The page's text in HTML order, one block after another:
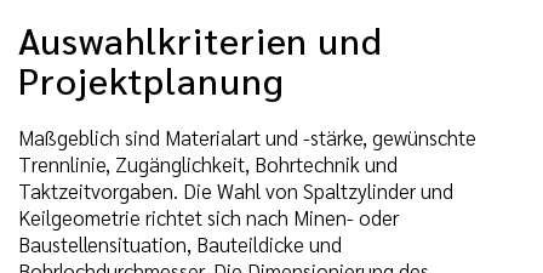
Auswahlkriterien und
Projektplanung
Maßgeblich sind Materialart und -stärke, gewünschte
Trennlinie, Zugänglichkeit, Bohrtechnik und
Taktzeitvorgaben. Die Wahl von Spaltzylinder und
Keilgeometrie richtet sich nach Minen- oder
Baustellensituation, Bauteildicke und